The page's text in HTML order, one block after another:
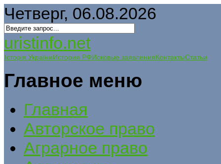
Четверг, 06.08.2026
uristinfo.net
Історія УкраїниИстория РФИсковые заявленияКонтактыСтатьи
Главное меню
Главная
Авторское право
Аграрное право